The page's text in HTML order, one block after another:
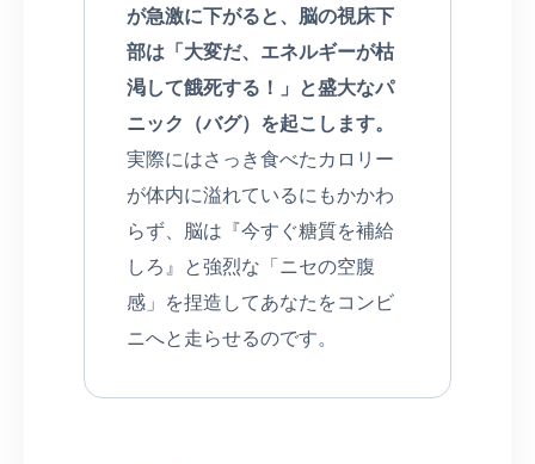
が急激に下がると、脳の視床下
部は「大変だ、エネルギーが枯
渇して餓死する！」と盛大なパ
ニック（バグ）を起こします。
実際にはさっき食べたカロリー
が体内に溢れているにもかかわ
らず、脳は『今すぐ糖質を補給
しろ』と強烈な「ニセの空腹
感」を捏造してあなたをコンビ
ニへと走らせるのです。